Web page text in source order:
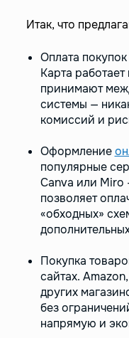
Итак, что
Оплата
Карта работает
принимают
системы —
комиссий и
Оформление
популярные
Canva или Miro
позволяет
«обходных»
Покупка
сайтах.
других
без
напрямую и